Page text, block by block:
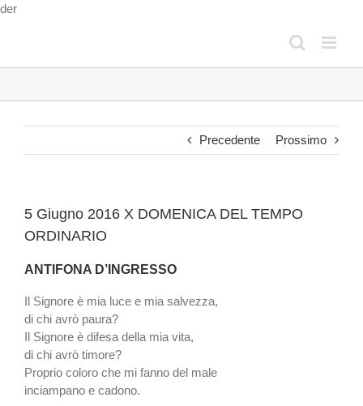
derSalta
Precedente Prossimo
5 Giugno 2016 X DOMENICA DEL TEMPO
ORDINARIO
ANTIFONA D’INGRESSO
Il Signore è mia luce e mia salvezza,
di chi avrò paura?
Il Signore è difesa della mia vita,
di chi avrò timore?
Proprio coloro che mi fanno del male
inciampano e cadono.